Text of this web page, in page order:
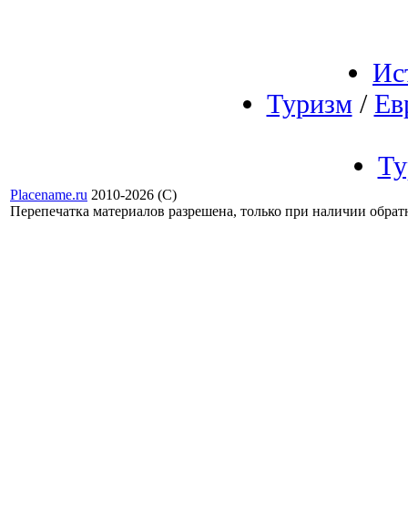
Туризм/
Placename.ru 2010-2026 (С)
Перепечатка материалов разрешена, только при наличии